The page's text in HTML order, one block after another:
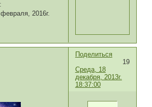
2016г.
Поделиться
19
Среда, 18
декабря, 2013г.
18:37:00